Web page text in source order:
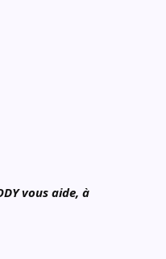
vous aide, à